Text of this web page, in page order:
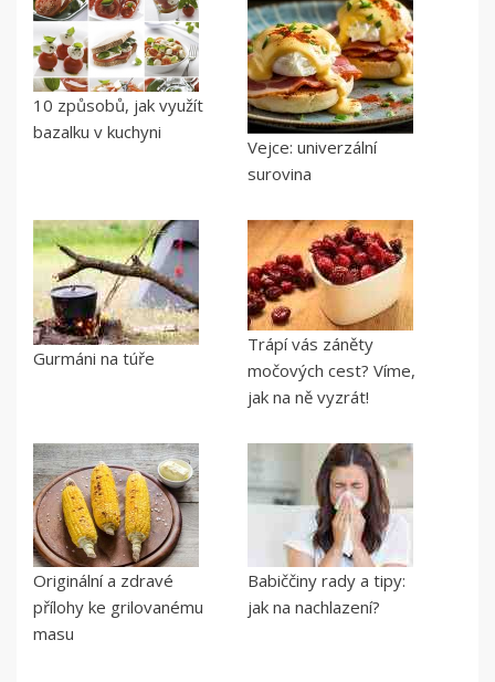
10 způsobů, jak využít
bazalku v kuchyni
Vejce: univerzální
surovina
Gurmáni na túře
Trápí vás záněty
močových cest? Víme,
jak na ně vyzrát!
Originální a zdravé
přílohy ke grilovanému
masu
Babiččiny rady a tipy:
jak na nachlazení?